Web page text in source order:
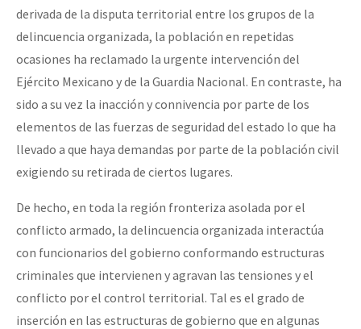
derivada de la disputa territorial entre los grupos de la
delincuencia organizada, la población en repetidas
ocasiones ha reclamado la urgente intervención del
Ejército Mexicano y de la Guardia Nacional. En contraste, ha
sido a su vez la inacción y connivencia por parte de los
elementos de las fuerzas de seguridad del estado lo que ha
llevado a que haya demandas por parte de la población civil
exigiendo su retirada de ciertos lugares.
De hecho, en toda la región fronteriza asolada por el
conflicto armado, la delincuencia organizada interactúa
con funcionarios del gobierno conformando estructuras
criminales que intervienen y agravan las tensiones y el
conflicto por el control territorial. Tal es el grado de
inserción en las estructuras de gobierno que en algunas